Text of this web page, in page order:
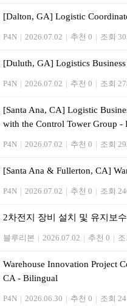
[Dalton, GA] Logistic
P4N | 2026.07.02 | 추천 0 | 조회
[Duluth, GA] Logistics
P4N | 2026.07.02 | 추천 0 | 조회
[Santa Ana, CA] Logistic
with the Control Tower Group -
P4N | 2026.07.02 | 추천 0 | 조회
[Santa Ana & Fullerton, CA]
P4N | 2026.07.02 | 추천 0 | 조회
2차전지 장비 설치 및 유지보
블루리본 | 2026.07.02 | 추천 0 |
Warehouse Innovation Project
CA - Bilingual
P4N | 2026.06.30 | 추천 0 | 조회